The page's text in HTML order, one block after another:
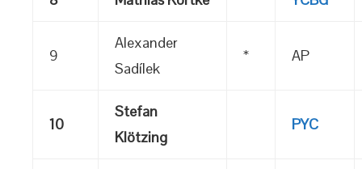
9
Alexander
Sadílek
* AP
10
Stefan
Klötzing
PYC